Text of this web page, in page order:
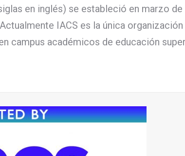
en inglés) se estableció en marzo
IACS es la única
campus académicos de educación